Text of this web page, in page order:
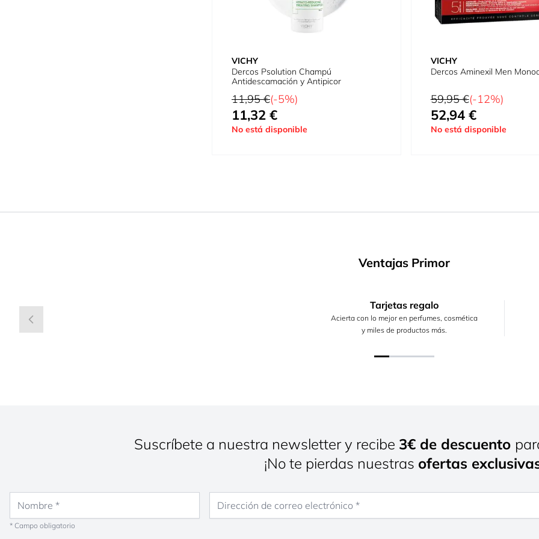
VICHY
Dercos Psolution Champú
Antidescamación y Antipicor
Precio habitual
11,95 €(-5%)
Precio especial
11,32 €
No está disponible
VICHY
Dercos Aminexil Men
Precio habitual
59,95 €(-12%)
Tan bajo como
52,94 €
No está disponible
Ventajas Primor
Tarjetas regalo
Acierta con lo mejor en perfumes, cosmética
y miles de productos más.
Suscríbete a nuestra newsletter y recibe 3€ de descuento
¡No te pierdas nuestras ofertas
* Campo obligatorio